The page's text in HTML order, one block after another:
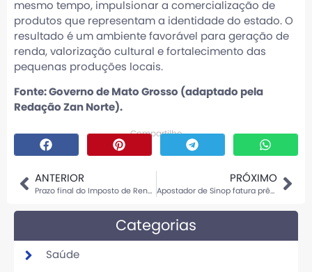
mesmo tempo, impulsionar a comercialização de
produtos que representam a identidade do estado. O
resultado é um ambiente favorável para geração de
renda, valorização cultural e fortalecimento das
pequenas produções locais.
Fonte: Governo de Mato Grosso (adaptado pela
Redação Zan Norte).
Compartilhe
ANTERIOR
Prazo final do Imposto de Renda termina nesta sexta-feira e atraso pode gerar multa
PRÓXIMO
Apostador de Sinop fatura prêmio na Mega-Sena ao acertar cinco dezenas
Categorias
Saúde